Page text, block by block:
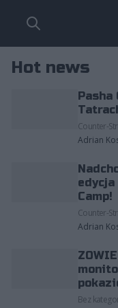
Hot news
Pasha
Counter-
Adrian
edycja
Camp!
Counter-
Adrian
Bez